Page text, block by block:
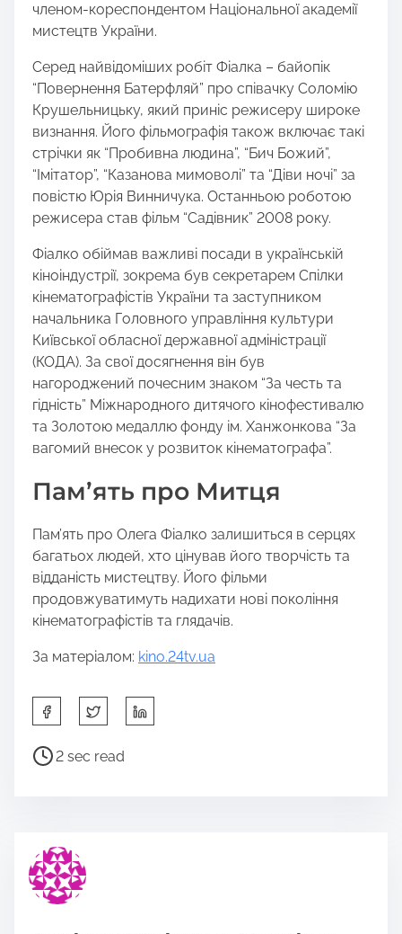
членом-кореспондентом Національної академії
мистецтв України.
Серед найвідоміших робіт Фіалка – байопік
“Повернення Батерфляй” про співачку Соломію
Крушельницьку, який приніс режисеру широке
визнання. Його фільмографія також включає такі
стрічки як “Пробивна людина”, “Бич Божий”,
“Імітатор”, “Казанова мимоволі” та “Діви ночі” за
повістю Юрія Винничука. Останньою роботою
режисера став фільм “Садівник” 2008 року.
Фіалко обіймав важливі посади в українській
кіноіндустрії, зокрема був секретарем Спілки
кінематографістів України та заступником
начальника Головного управління культури
Київської обласної державної адміністрації
(КОДА). За свої досягнення він був
нагороджений почесним знаком “За честь та
гідність” Міжнародного дитячого кінофестивалю
та Золотою медаллю фонду ім. Ханжонкова “За
вагомий внесок у розвиток кінематографа”.
Пам’ять про Митця
Пам’ять про Олега Фіалко залишиться в серцях
багатьох людей, хто цінував його творчість та
відданість мистецтву. Його фільми
продовжуватимуть надихати нові покоління
кінематографістів та глядачів.
За матеріалом: kino.24tv.ua
h
a
s
p
P
o
e
a
d
2 sec read